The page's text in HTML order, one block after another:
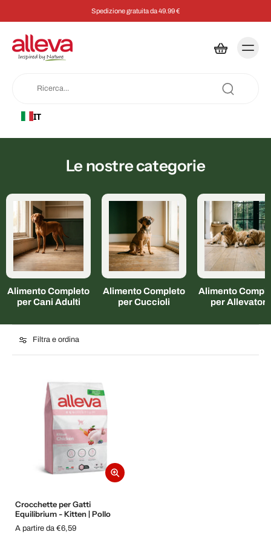
Spedizione gratuita da 49.99 €
IT
Le nostre categorie
Alimento Completo
per Cani Adulti
Alimento Completo
per Cuccioli
Alimento
per Allevatori
Filtra e ordina
Crocchette per Gatti
Equilibrium - Kitten | Pollo
A partire da €6,59